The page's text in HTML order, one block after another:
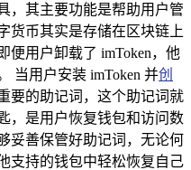
，其主要功能是帮助用户管
货币其实是存储在区块链上
便用户卸载了 imToken，他
当用户安装 imToken 并创
要的助记词，这个助记词就
，是用户恢复钱包和访问数
妥善保管好助记词，无论何
支持的钱包中轻松恢复自己